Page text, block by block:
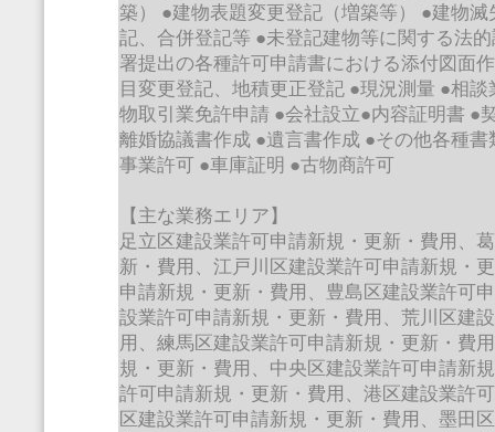
築）
●建物表題変更登記（増築等） ●建物滅
記、合併登記等 ●未登記建物等に関する法
署提出の各種許可申請書における添付図面
目変更登記、地積更正登記 ●現況測量 ●相談
物取引業免許申請 ●会社設立●内容証明書 ●
離婚協議書作成 ●遺言書作成 ●その他各種書
事業許可
●車庫証明 ●古物商許可
【主な業務エリア】
足立区建設業許可申請新規・更新・費用、
新・費用、江戸川区建設業許可申請新規・
申請新規・更新・費用、豊島区建設業許可
設業許可申請新規・更新・費用、荒川区建
用、練馬区建設業許可申請新規・更新・費
規・更新・費用、中央区建設業許可申請新
許可申請新規・更新・費用、港区建設業許
区建設業許可申請新規・更新・費用、墨田